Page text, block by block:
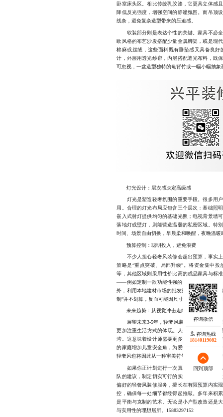
卧室床头区。相比传统乳胶漆，它更具立体感
降低反光强度，增强空间的静谧氛围。而吊顶
线条，避免复杂造型带来的压迫感。
软装部分则是表达个性的关键。家具不必全
欧风格的布艺沙发搭配少量金属脚架，或是现
棉麻或丝绒，这些面料既有垂坠感又具备良
计，外层用透光纱帘，内层搭配遮光布料，既
可忽视，一盆造型独特的龟背竹或一幅小幅抽
灯光设计：层次感决定高级感
灯光是塑造轻奢氛围的重要手段。很多用户
用。合理的灯光布局应包含三个层次：基础照
嵌入式射灯提供均匀的基础光照；电视背景墙
落地灯或壁灯，则能营造温馨的私密区域。特
时间、场景自由切换，早晨柔和唤醒，夜晚温
预算控制：聪明投入，避免浪费
不少人担心轻奢风装修会超出预算，事实上
策略是“重点突破、局部升级”。将资金集中
等，其他区域则采用性价比高的成品家具与标
——例如定制一款功能性强的储物柜，搭配市
外，利用本地建材市场的批发渠道采购主材，
制”并不划算，反而可能因尺寸误差或后期维护
未来趋势：从视觉冲击走向生活表达
展望未来3-5年，轻奢风装修在宁波乃至全
更加注重生活方式的体现。人们不再仅仅追求
湾。这意味着设计师需要更多倾听用户的真实
的家庭增加儿童安全角，为爱阅读的人群规划
轻奢风也将因此从一种审美符号，演变为一种
如果你正计划进行一次真正意义上的轻奢风
队的建议，制定切实可行的实施方案。我们专
偏好的轻奢风装修服务，擅长在有限预算内实
控，确保每一处细节都经得起推敲。多年来积
是平衡与克制的艺术。无论是小户型改造还是
与实用性的理想居所。15883297152
咨询热线
18140119082
回到顶部